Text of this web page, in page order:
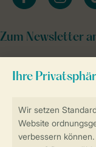
Sicher und
Zum Newsletter